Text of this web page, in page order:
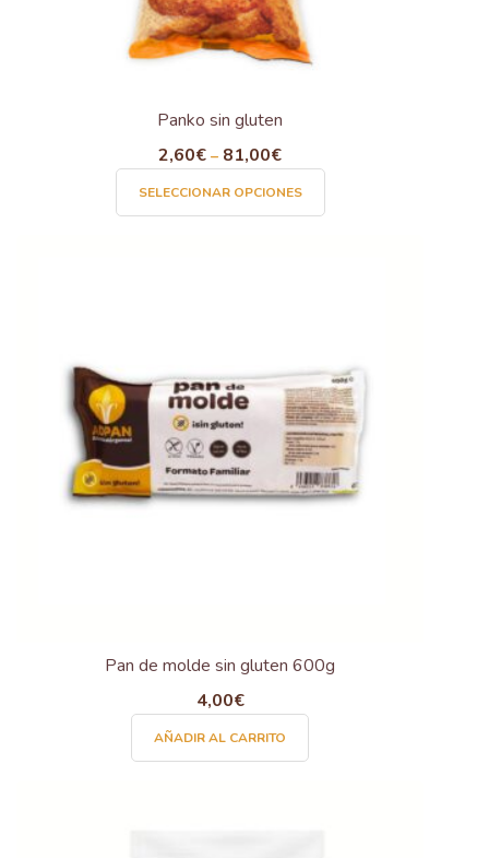
Panko sin gluten
2,60€ – 81,00€
SELECCIONAR OPCIONES
producto
pueden
elegir
en
la
página
de
Pan de molde sin gluten 600g
4,00€
AÑADIR AL CARRITO